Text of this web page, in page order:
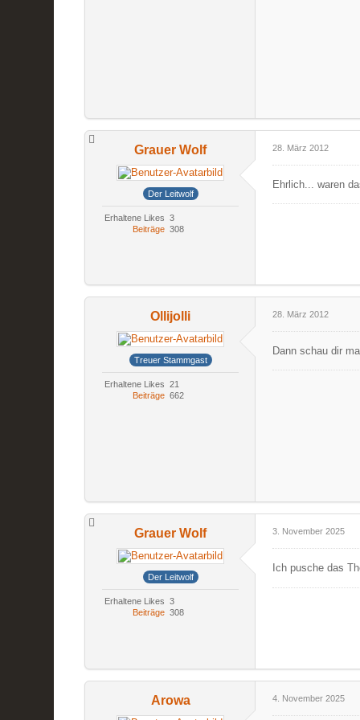
Grauer Wolf
Der Leitwolf
Erhaltene Likes 3
Beiträge 308
28. März 2012
Ehrlich... waren
Ollijolli
Treuer Stammgast
Erhaltene Likes 21
Beiträge 662
28. März 2012
Dann schau dir
Grauer Wolf
Der Leitwolf
Erhaltene Likes 3
Beiträge 308
3. November 2025
Ich pusche das
Arowa 4. November 2025